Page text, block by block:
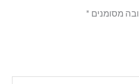
מסומנים *